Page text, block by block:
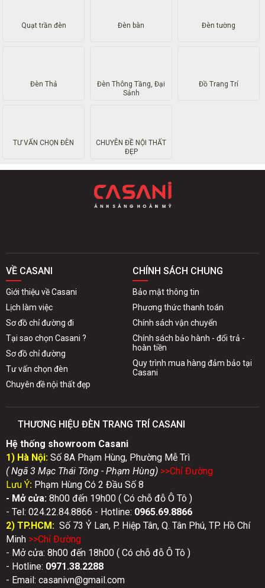
CÔNG TRÌNH ĐÈN MÂM PHA LÊ 1718 ( D:180CM)
Đèn hiện đại Đèn mâm
Quạt trần đèn Đèn bàn
Đèn Thông Tầng, Đại
TƯ VẤN CHỌN ĐÈN
CHUYÊN ĐỀ NỘI THẤT
ĐẸP
Lịch làm việc
Sơ đồ chỉ đường đi
Tại sao chọn Casani ?
Sơ đồ chỉ đường
Tư vấn chọn đèn
Chuyên đề nội thất đẹp
Phương thức thanh toán
Chính sách bảo hành - đổi trả -
hoàn tiền
Quy trình mua hàng đảm bảo tại
Casani
THƯƠNG HIỆU ĐÈN TRANG TRÍ CASANI
Hệ thống showroom Casani
1) Hà Nội: Số 8A Phạm Hùng, Phường Mễ Trì